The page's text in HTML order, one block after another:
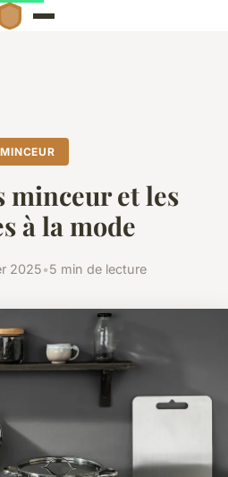
MINCEUR
minceur et les
à la mode
2025•5 min de lecture